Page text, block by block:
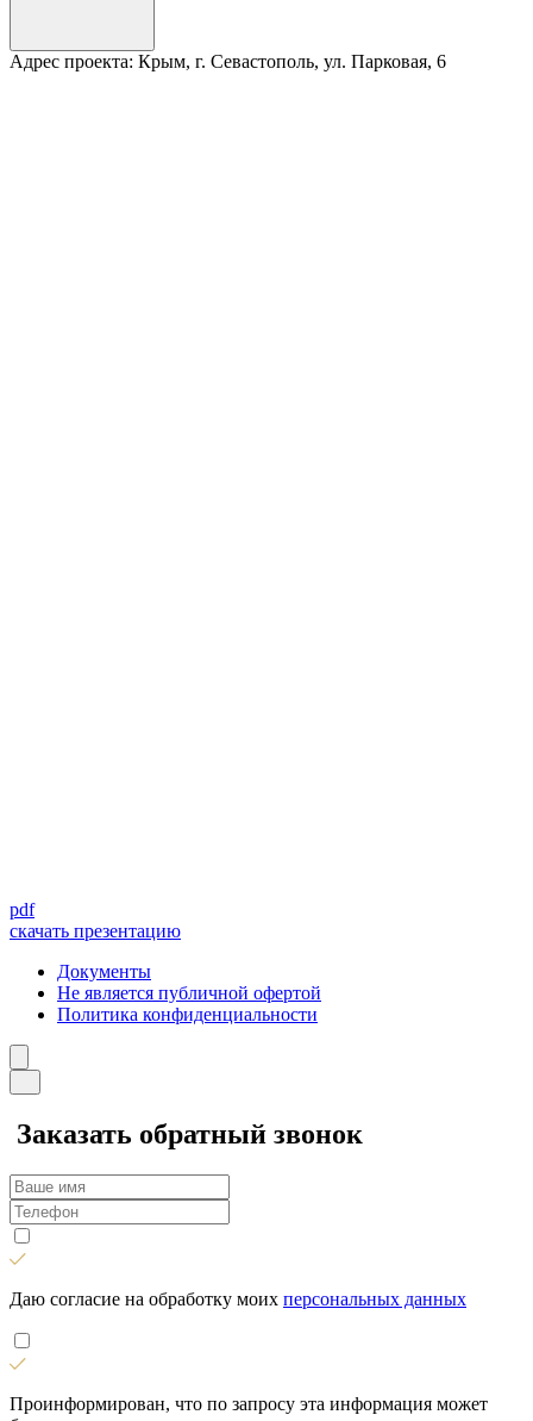
Адрес проекта: Крым, г. Севастополь, ул. Парковая, 6
pdf
скачать презентацию
Документы
Не является публичной офертой
Политика конфиденциальности
Заказать обратный звонок
Даю согласие на обработку моих персональных данных
Проинформирован, что по запросу эта информация может